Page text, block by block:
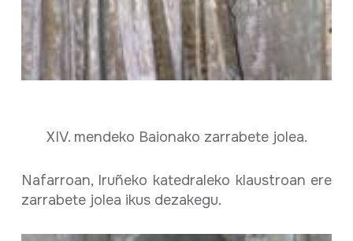
XIV. mendeko Baionako zarrabete jolea.
Nafarroan, Iruñeko katedraleko klaustroan ere
zarrabete jolea ikus dezakegu.